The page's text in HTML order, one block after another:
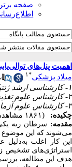
صفحه
اهمیت پنل‌های
میلاد پزشکی*۱ ،
۱- کارشناسی ارشد ژنتیک، گروه توسعه و تحقیق شرکت لایف اند می، تهران، ایران. ،
۲- کارشناس علوم تغذیه، شرکت لایف اند می ، تهران، ایران.
۳- کارشناس علوم آزمایشگاهی، گروه توسعه و تحقیق شرکت لایف اند می ، تهران، ایران.
چکیده:
(۱۸۶۱ مشاهده)
مقدمه: سرطان ریه
می‌شوند که این موضوع
این کار اغلب به‌دلیل
استراتژی‌های تشخیص
هدف این مطالعه،